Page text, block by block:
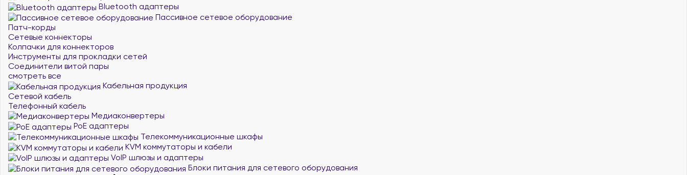
Bluetooth адаптеры
Пассивное сетевое оборудование
Патч-корды
Сетевые коннекторы
Колпачки для коннекторов
Инструменты для прокладки сетей
Соединители витой пары
смотреть все
Кабельная продукция
Сетевой кабель
Телефонный кабель
Медиаконвертеры
PoE адаптеры
Телекоммуникационные шкафы
KVM коммутаторы и кабели
VoIP шлюзы и адаптеры
Блоки питания для сетевого оборудования